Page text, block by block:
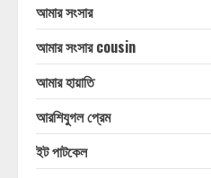
আমার সংসার
আমার সংসার cousin
আমার হায়াতি
আরশিযুগল প্রেম
ইট পাটকেল